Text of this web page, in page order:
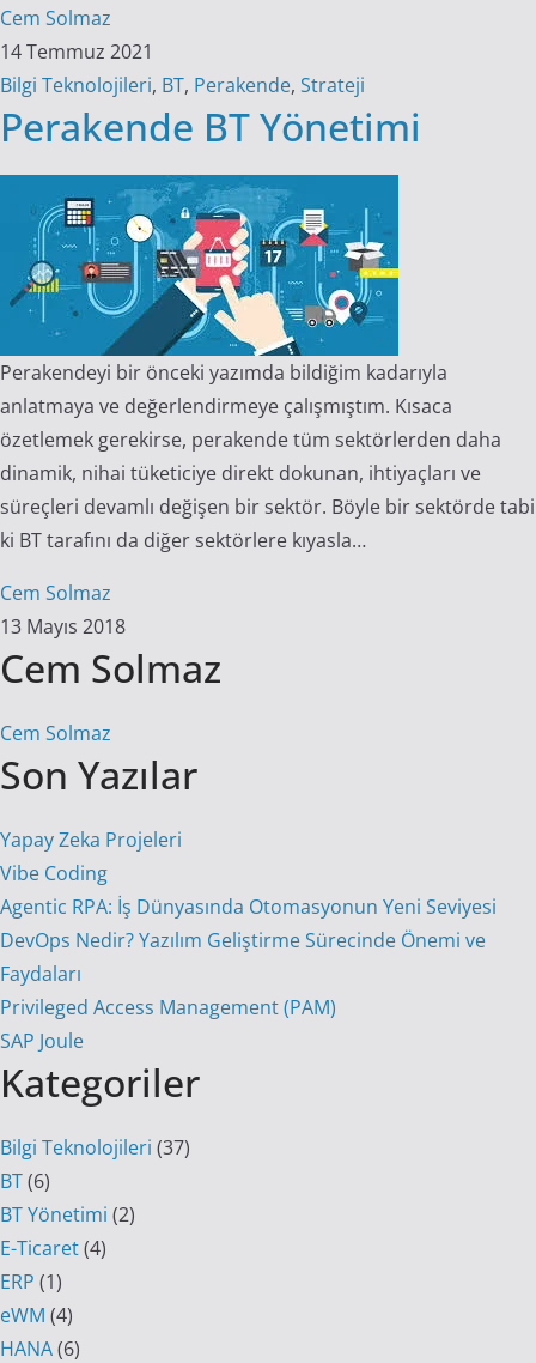
Cem Solmaz
14 Temmuz 2021
Bilgi Teknolojileri, BT, Perakende, Strateji
Perakende BT Yönetimi
Perakendeyi bir önceki yazımda bildiğim kadarıyla
anlatmaya ve değerlendirmeye çalışmıştım. Kısaca
özetlemek gerekirse, perakende tüm sektörlerden daha
dinamik, nihai tüketiciye direkt dokunan, ihtiyaçları ve
süreçleri devamlı değişen bir sektör. Böyle bir sektörde tabi
ki BT tarafını da diğer sektörlere kıyasla…
Cem Solmaz
13 Mayıs 2018
Cem Solmaz
Cem Solmaz
Son Yazılar
Yapay Zeka Projeleri
Vibe Coding
Agentic RPA: İş Dünyasında Otomasyonun Yeni Seviyesi
DevOps Nedir? Yazılım Geliştirme Sürecinde Önemi ve
Faydaları
Privileged Access Management (PAM)
SAP Joule
Kategoriler
Bilgi Teknolojileri (37)
BT(6)
BT Yönetimi (2)
E-Ticaret(4)
ERP (1)
eWM (4)
HANA(6)